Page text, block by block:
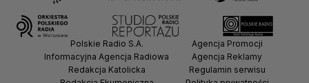
Polskie Radio S.A.
Informacyjna Agencja Radiowa
Redakcja Katolicka
Agencja Promocji
Agencja Reklamy
Regulamin serwisu